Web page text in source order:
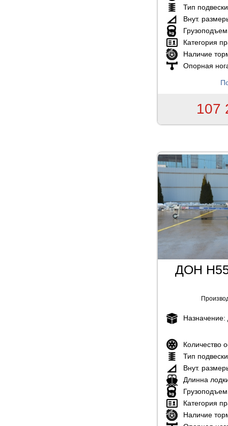
Тип
Внут.
Категория
Наличие
Опорная
107
ДОН
Назначение:
Количество
Тип
Внут.
Длинна
Категория
Наличие